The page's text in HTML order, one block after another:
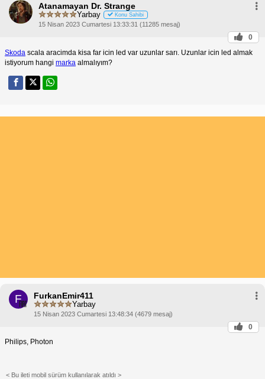
Atanamayan Dr. Strange
Yarbay Konu Sahibi
15 Nisan 2023 Cumartesi 13:33:31 (11285 mesaj)
0
Skoda scala aracimda kisa far icin led var uzunlar sarı. Uzunlar icin led almak
istiyorum hangi marka almalıyım?
F FurkanEmir411
Yarbay
15 Nisan 2023 Cumartesi 13:48:34 (4679 mesaj)
0
Philips, Photon
< Bu ileti mobil sürüm kullanılarak atıldı >